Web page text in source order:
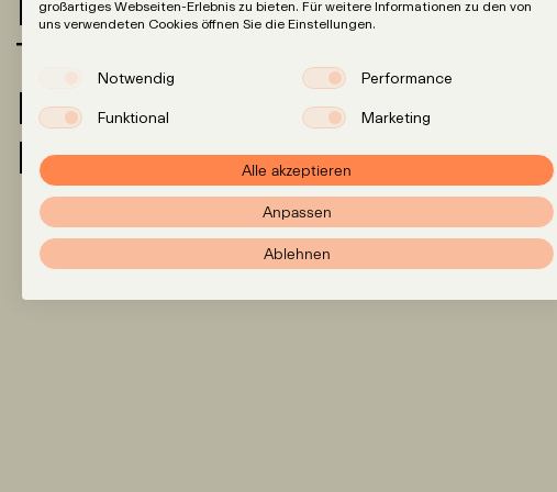
Team
Insights
Karriere
großartiges Webseiten-Erlebnis zu bieten. Für weitere Informationen zu den von
uns verwendeten Cookies öffnen Sie die Einstellungen.
Notwendig
Performance
Funktional
Marketing
Alle akzeptieren
Anpassen
Ablehnen